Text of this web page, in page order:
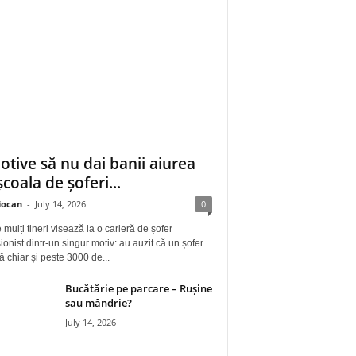
să nu dai banii aiurea
de șoferi...
- July 14, 2026 0
mulți tineri visează la o carieră de șofer
dintr-un singur motiv: au auzit că un șofer
chiar și peste 3000 de...
Bucătărie pe parcare – Rușine
sau mândrie?
July 14, 2026